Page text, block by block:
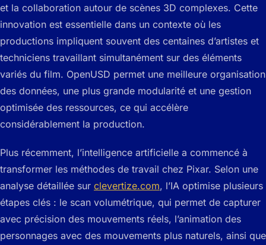
et la collaboration autour de scènes 3D complexes. Cette
innovation est essentielle dans un contexte où les
productions impliquent souvent des centaines d’artistes et
techniciens travaillant simultanément sur des éléments
variés du film. OpenUSD permet une meilleure organisation
des données, une plus grande modularité et une gestion
optimisée des ressources, ce qui accélère
considérablement la production.
Plus récemment, l’intelligence artificielle a commencé à
transformer les méthodes de travail chez Pixar. Selon une
analyse détaillée sur clevertize.com, l’IA optimise plusieurs
étapes clés : le scan volumétrique, qui permet de capturer
avec précision des mouvements réels, l’animation des
personnages avec des mouvements plus naturels, ainsi que